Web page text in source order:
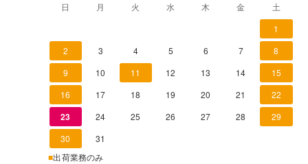
日 月 火 水 木 金
土
1
2
3 4 5 6 7
8
9
10 11 12 13 14
15
16
17 18 19 20 21 22
23 24 25 26 27 28
29
30
31
■出荷業務のみ